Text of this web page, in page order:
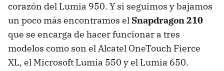
corazón del Lumia 950. Y si seguimos y bajamos
un poco más encontramos el Snapdragon 210
que se encarga de hacer funcionar a tres
modelos como son el Alcatel OneTouch Fierce
XL, el Microsoft Lumia 550 y el Lumia 650.